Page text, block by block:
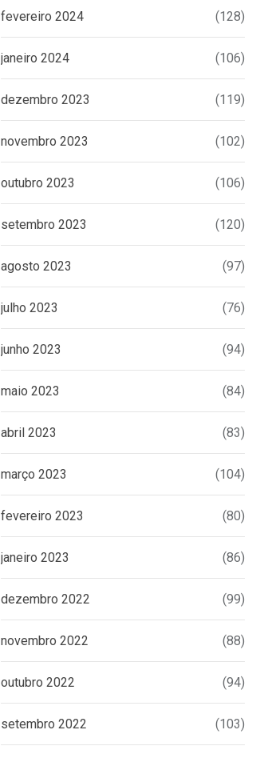
fevereiro 2024 (128)
janeiro 2024 (106)
dezembro 2023 (119)
novembro 2023 (102)
outubro 2023 (106)
setembro 2023 (120)
agosto 2023 (97)
julho 2023 (76)
junho 2023 (94)
maio 2023 (84)
abril 2023 (83)
março 2023 (104)
fevereiro 2023 (80)
janeiro 2023 (86)
dezembro 2022 (99)
novembro 2022 (88)
outubro 2022 (94)
setembro 2022 (103)